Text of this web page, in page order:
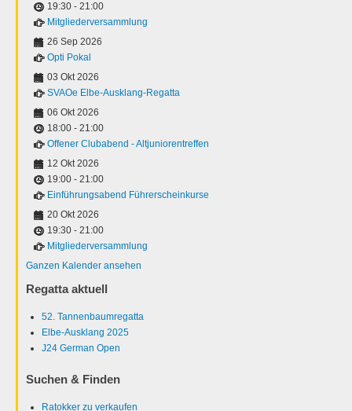
19:30 - 21:00
Mitgliederversammlung
26 Sep 2026
Opti Pokal
03 Okt 2026
SVAOe Elbe-Ausklang-Regatta
06 Okt 2026
18:00 - 21:00
Offener Clubabend - Altjuniorentreffen
12 Okt 2026
19:00 - 21:00
Einführungsabend Führerscheinkurse
20 Okt 2026
19:30 - 21:00
Mitgliederversammlung
Ganzen Kalender ansehen
Regatta aktuell
52. Tannenbaumregatta
Elbe-Ausklang 2025
J24 German Open
Suchen & Finden
Ratokker zu verkaufen